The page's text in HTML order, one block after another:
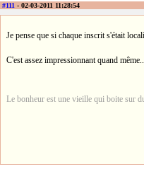
#111 - 02-03-2011 11:28:54
Je pense que si chaque inscrit s'était
C'est assez impressionnant quand
Le bonheur est une vieille qui boite sur